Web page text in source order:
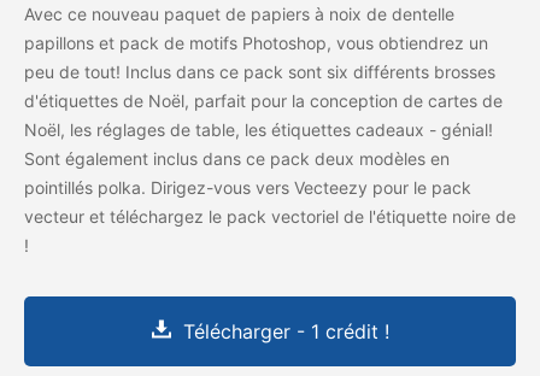
Avec ce nouveau paquet de papiers à noix de dentelle
papillons et pack de motifs Photoshop, vous obtiendrez un
peu de tout! Inclus dans ce pack sont six différents brosses
d'étiquettes de Noël, parfait pour la conception de cartes de
Noël, les réglages de table, les étiquettes cadeaux - génial!
Sont également inclus dans ce pack deux modèles en
pointillés polka. Dirigez-vous vers Vecteezy pour le pack
vecteur et téléchargez le pack vectoriel de l'étiquette noire de
!
Télécharger - 1 crédit !